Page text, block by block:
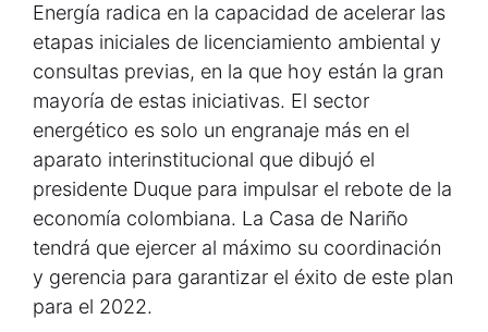
Energía radica en la capacidad de acelerar las
etapas iniciales de licenciamiento ambiental y
consultas previas, en la que hoy están la gran
mayoría de estas iniciativas. El sector
energético es solo un engranaje más en el
aparato interinstitucional que dibujó el
presidente Duque para impulsar el rebote de la
economía colombiana. La Casa de Nariño
tendrá que ejercer al máximo su coordinación
y gerencia para garantizar el éxito de este plan
para el 2022.